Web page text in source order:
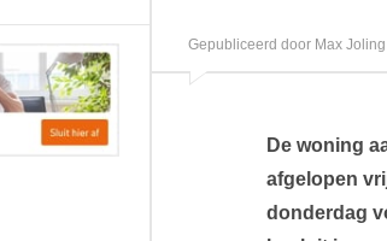
Gepubliceerd door Max Joling
De woning
afgelopen
donderdag